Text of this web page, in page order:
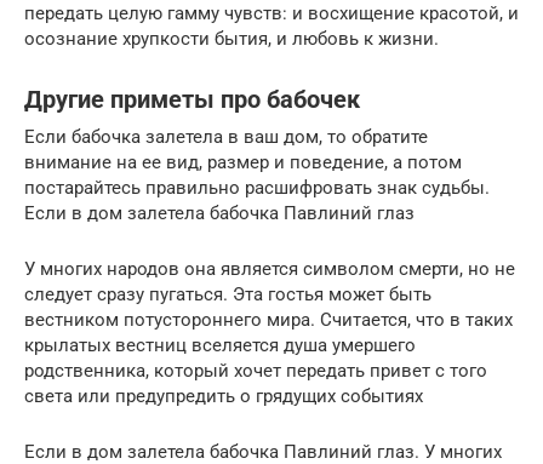
передать целую гамму чувств: и восхищение красотой, и
осознание хрупкости бытия, и любовь к жизни.
Другие приметы про бабочек
Если бабочка залетела в ваш дом, то обратите
внимание на ее вид, размер и поведение, а потом
постарайтесь правильно расшифровать знак судьбы.
Если в дом залетела бабочка Павлиний глаз
У многих народов она является символом смерти, но не
следует сразу пугаться. Эта гостья может быть
вестником потустороннего мира. Считается, что в таких
крылатых вестниц вселяется душа умершего
родственника, который хочет передать привет с того
света или предупредить о грядущих событиях
Если в дом залетела бабочка Павлиний глаз. У многих